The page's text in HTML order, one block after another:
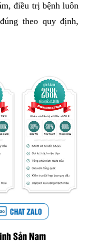
điều trị bệnh luôn
theo quy định,
Sản Nam